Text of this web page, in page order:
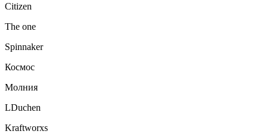
Citizen
The one
Spinnaker
Космос
Молния
LDuchen
Kraftworxs